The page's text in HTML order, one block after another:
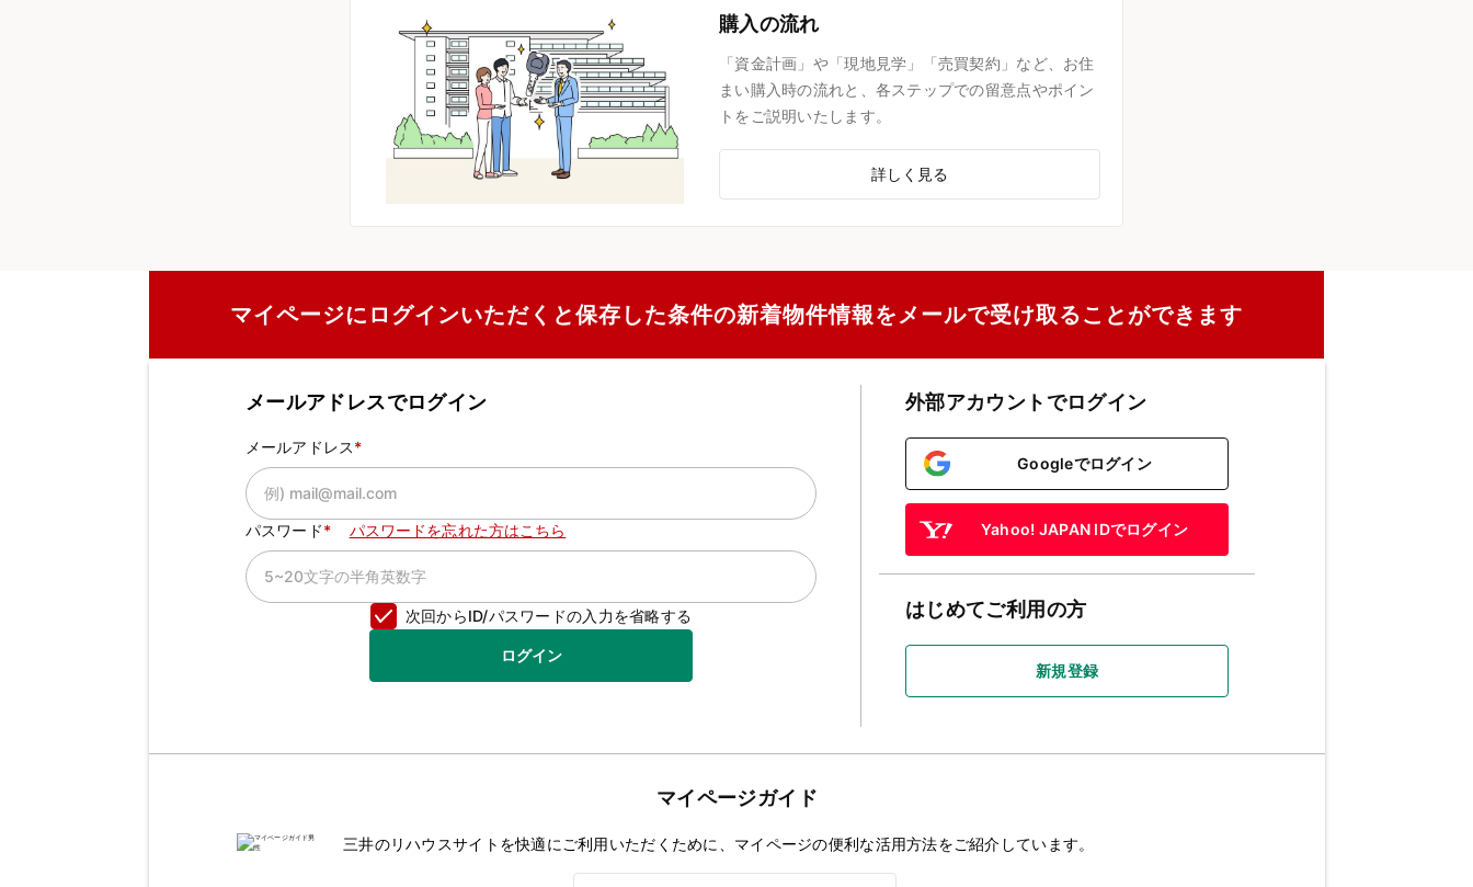
購入の流れ
「資金計画」や「現地見学」「売買契約」など、お住
まい購入時の流れと、各ステップでの留意点やポイン
トをご説明いたします。
詳しく見る
マイページにログインいただくと保存した条件の新着物件情報をメールで受け取ることができます
メールアドレスでログイン
メールアドレス
パスワード パスワードを忘れた方はこちら
次回からID/パスワードの入力を省略する
ログイン
外部アカウントでログイン
Googleでログイン
Yahoo! JAPAN IDでログイン
はじめてご利用の方
新規登録
マイページガイド
三井のリハウスサイトを快適にご利用いただくために、マイページの便利な活用方法をご紹介しています。